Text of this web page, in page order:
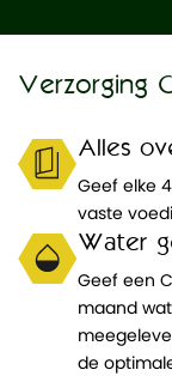
Verzorging
Alles
Geef elke
vaste
Water
Geef een
maand
de